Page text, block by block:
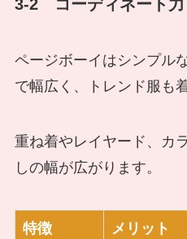
3-2 コーディネート力
ページボーイはシンプル
で幅広く、トレンド服も
重ね着やレイヤード、カ
しの幅が広がります。
特徴 メリット